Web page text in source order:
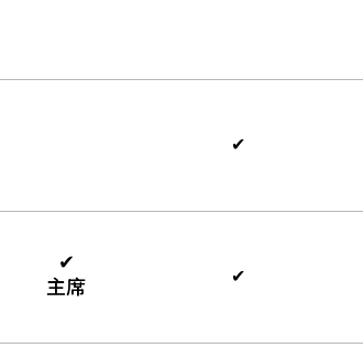
✔
✔
主席
✔